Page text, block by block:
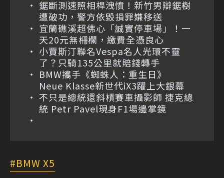
鋸斷測速照相桿洩憤！新竹男辯鋸樹
遭破功，警方依毀損罪嫌移送
宜蘭礁溪超佛心「誠實停車場」！一
天20元無柵欄，繳費全憑良心
小賈斯汀聯名Vespa名人光環不靈
了？只騎135公里就賠錢轉手
BMW攜手《蜘蛛人：重生日》
Neue Klasse新世代iX3躍上大銀幕
不只是總統還斜槓賽車攝影師 捷克總
統 Petr Pavel現身F1場邊掌鏡
BMW X5